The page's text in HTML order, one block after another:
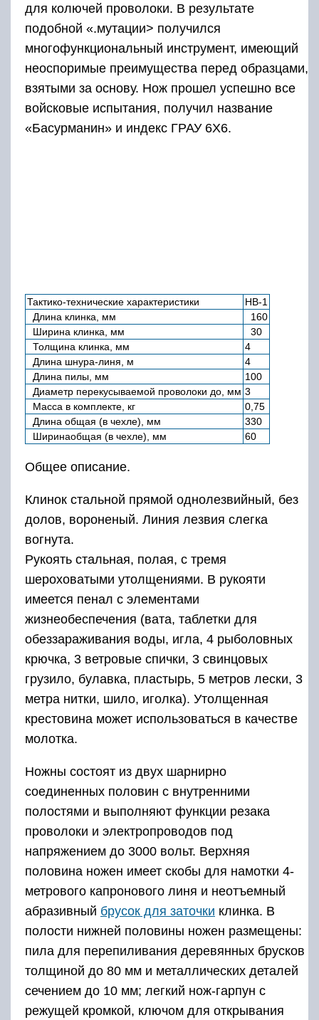
для колючей проволоки. В результате
подобной «.мутации> получился
многофункциональный инструмент, имеющий
неоспоримые преимущества перед образцами,
взятыми за основу. Нож прошел успешно все
войсковые испытания, получил название
«Басурманин» и индекс ГРАУ 6X6.
Тактико-технические характеристики
НВ-1
Длина клинка, мм
160
Ширина клинка, мм
30
Толщина клинка, мм
4
Длина шнура-линя, м
4
Длина пилы, мм
100
Диаметр перекусываемой проволоки до, мм 3
Масса в комплекте, кг
0,75
Длина общая (в чехле), мм
330
Ширинаобщая (в чехле), мм
60
Общее описание.
Клинок стальной прямой однолезвийный, без
долов, вороненый. Линия лезвия слегка
вогнута.
Рукоять стальная, полая, с тремя
шероховатыми утолщениями. В рукояти
имеется пенал с элементами
жизнеобеспечения (вата, таблетки для
обеззараживания воды, игла, 4 рыболовных
крючка, 3 ветровые спички, 3 свинцовых
грузило, булавка, пластырь, 5 метров лески, 3
метра нитки, шило, иголка). Утолщенная
крестовина может ис­пользоваться в качестве
молотка.
Ножны состоят из двух шарнирно
соединенных половин с внутренними
полостями и выполняют функции резака
проволоки и электропроводов под
напряжением до 3000 вольт. Верхняя
половина ножен имеет скобы для намотки 4-
метрового капронового линя и неотъемный
абразивный брусок для заточки клинка. В
полости нижней половины ножен размещены:
пила для перепиливания деревянных брусков
толщиной до 80 мм и металлических деталей
сечением до 10 мм; легкий нож-гарпун с
режущей кромкой, ключом для открывания